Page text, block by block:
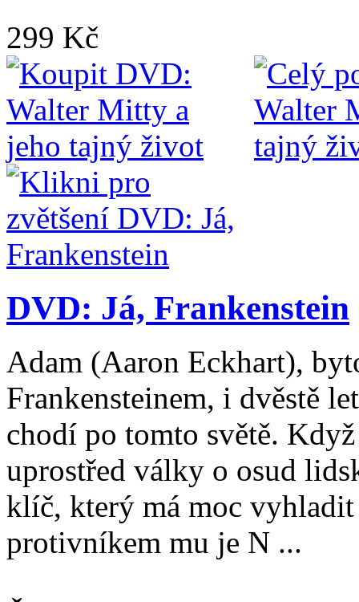
299 Kč
DVD: Já, Frankenstein
Adam (Aaron Eckhart),
Frankensteinem, i dvěstě
chodí po tomto světě.
uprostřed války o osud
klíč, který má moc
protivníkem mu je N ...